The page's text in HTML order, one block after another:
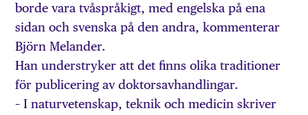
borde vara tvåspråkigt, med engelska på ena
sidan och svenska på den andra, kommenterar
Björn Melander.
Han understryker att det finns olika traditioner
för publicering av doktorsavhandlingar.
– I naturvetenskap, teknik och medicin skriver